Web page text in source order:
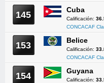
145 Cuba
Calificación:
CONCACAF
153 Belice
Calificación:
CONCACAF
154 Guyana
Calificación: